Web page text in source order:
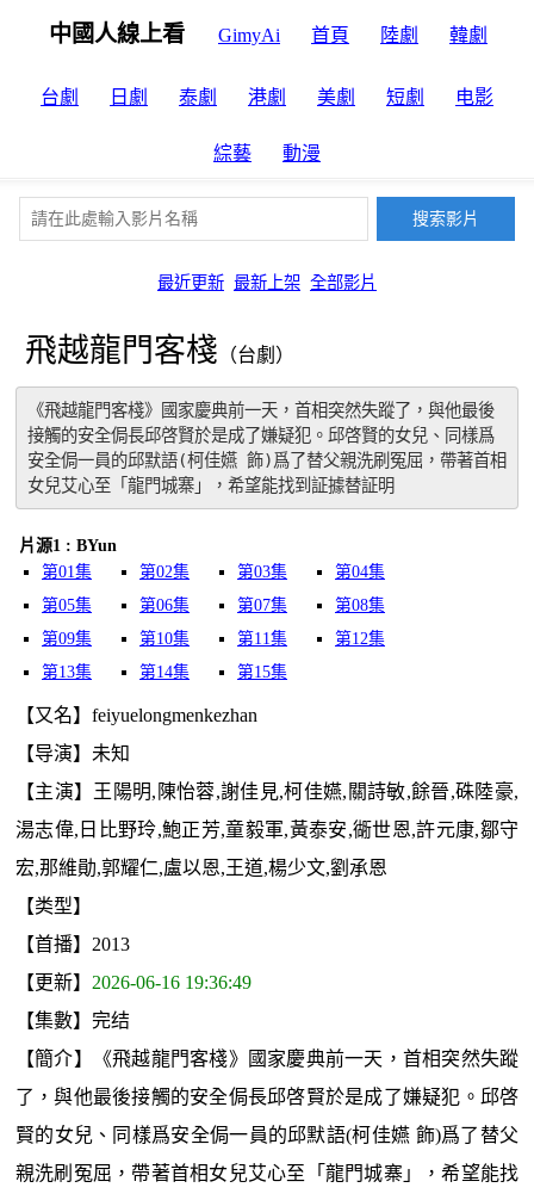
中國人線上看 GimyAi 首頁 陸劇 韓劇
台劇 日劇 泰劇 港劇 美劇 短劇 电影
綜藝 動漫
最近更新 最新上架 全部影片
飛越龍門客棧 （台劇）
《飛越龍門客棧》國家慶典前一天，首相突然失蹤了，與他最後
接觸的安全侷長邱啓賢於是成了嫌疑犯。邱啓賢的女兒、同樣爲
安全侷一員的邱默語(柯佳嬿 飾)爲了替父親洗刷冤屈，帶著首相
女兒艾心至「龍門城寨」，希望能找到証據替証明
片源1 : BYun
第01集
第02集 第03集
第04集
第05集
第06集 第07集
第08集
第09集
第10集 第11集
第12集
第13集
第14集 第15集
【又名】feiyuelongmenkezhan
【导演】未知
【主演】王陽明,陳怡蓉,謝佳見,柯佳嬿,關詩敏,餘晉,硃陸豪,
湯志偉,日比野玲,鮑正芳,童毅軍,黃泰安,衚世恩,許元康,鄒守
宏,那維勛,郭耀仁,盧以恩,王道,楊少文,劉承恩
【类型】
【首播】2013
【更新】 2026-06-16 19:36:49
【集數】完结
【簡介】《飛越龍門客棧》國家慶典前一天，首相突然失蹤
了，與他最後接觸的安全侷長邱啓賢於是成了嫌疑犯。邱啓
賢的女兒、同樣爲安全侷一員的邱默語(柯佳嬿 飾)爲了替父
親洗刷冤屈，帶著首相女兒艾心至「龍門城寨」，希望能找